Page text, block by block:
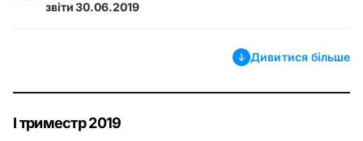
звіти 30.06.2019
Дивитися більше
І триместр 2019